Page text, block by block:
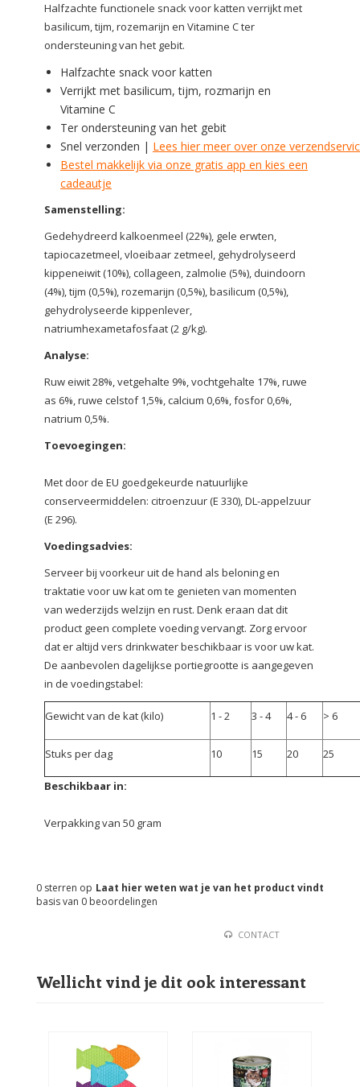
Halfzachte functionele snack voor katten verrijkt met
basilicum, tijm, rozemarijn en Vitamine C ter
ondersteuning van het gebit.
Halfzachte snack voor katten
Verrijkt met basilicum, tijm, rozmarijn en
Vitamine C
Ter ondersteuning van het gebit
Snel verzonden | Lees hier meer over onze
Bestel makkelijk via onze gratis app en kies een
cadeautje
Samenstelling:
Gedehydreerd kalkoenmeel (22%), gele erwten,
tapiocazetmeel, vloeibaar zetmeel, gehydrolyseerd
kippeneiwit (10%), collageen, zalmolie (5%), duindoorn
(4%), tijm (0,5%), rozemarijn (0,5%), basilicum (0,5%),
gehydrolyseerde kippenlever,
natriumhexametafosfaat (2 g/kg).
Analyse:
Ruw eiwit 28%, vetgehalte 9%, vochtgehalte 17%, ruwe
as 6%, ruwe celstof 1,5%, calcium 0,6%, fosfor 0,6%,
natrium 0,5%.
Toevoegingen:
Met door de EU goedgekeurde natuurlijke
conserveermiddelen: citroenzuur (E 330), DL-appelzuur
(E 296).
Voedingsadvies:
Serveer bij voorkeur uit de hand als beloning en
traktatie voor uw kat om te genieten van momenten
van wederzijds welzijn en rust. Denk eraan dat dit
product geen complete voeding vervangt. Zorg ervoor
dat er altijd vers drinkwater beschikbaar is voor uw kat.
De aanbevolen dagelijkse portiegrootte is aangegeven
in de voedingstabel:
Gewicht van de kat (kilo) 1 - 2 3 - 4 4 - 6 > 6
Stuks per dag 10 15 20 25
Beschikbaar in:
Verpakking van 50 gram
Laat hier weten wat je van het product vindt
0 sterren op
basis van 0 beoordelingen
CONTACT
Wellicht vind je dit ook interessant